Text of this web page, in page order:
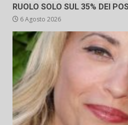
RUOLO SOLO SUL 35% DEI
6 Agosto 2026